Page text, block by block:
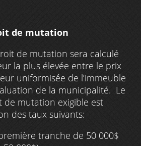
de mutation
de mutation sera calculé
la plus élevée entre le prix
uniformisée de l’immeuble
de la municipalité. Le
mutation exigible est
des taux suivants:
tranche de 50 000$